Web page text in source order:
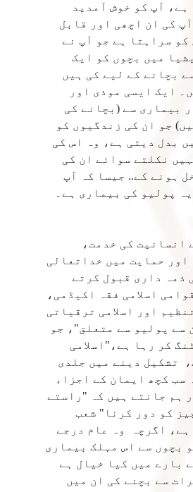
ہے، آپ کو خوش آمدید
کی ان اچھی اور قابل
کو سراہتا ہے جو آپ نے
میں بچوں کو ایک
بچانے کے لیے کی ہیں
ایک ایسی موذی اور
بیماری سے (بچانے کی
جو ان کی زندگیوں کو
بدل دیتی ہے، وہ اس کی
نکلتے سوائے ان کی
ہونے کے.. جیسا کہ آپ
پولیو کی بیماری ہے۔
انسانیت کی خدمت،
اور حمایت میں خداتعالی
ذمہ داری قبول کرتے
اسلامی فقہ اکیڈمی،
اور اسلامی ترقیاتی
سے پولیو سے متعلق"، جو
کر رہا ہے،"اسلامی
تشکیل دینے میں جلدی
سب کچھ ایمان کے اجزاء
ہم جانتے ہیں کہ "راستے
کو دور کرنا" شعب
ہے، اگرچہ وہ عام درجے
بچوں سے اس مہلک بیماری
بارے میں کیا خیال ہے
سے بچنے کی ان میں